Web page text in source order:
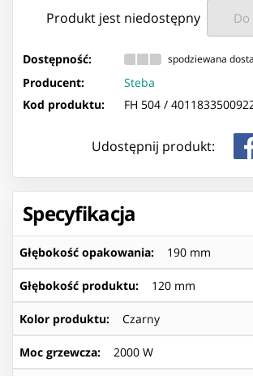
Produkt jest niedostępny Do
Dostępność: spodziewana
Producent:
Steba
Kod produktu:
FH 504 /
Udostępnij produkt:
Specyfikacja
Głębokość opakowania: 190 mm
Głębokość produktu: 120 mm
Kolor produktu: Czarny
Moc grzewcza: 2000 W